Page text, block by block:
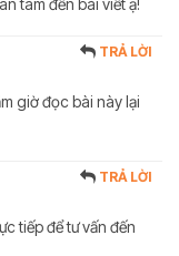
TRẢ LỜI
giờ đọc bài này lại
TRẢ LỜI
tiếp để tư vấn đến